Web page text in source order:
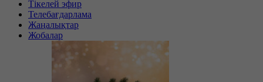
Тікелей эфир
Телебағдарлама
Жаңалықтар
Жобалар